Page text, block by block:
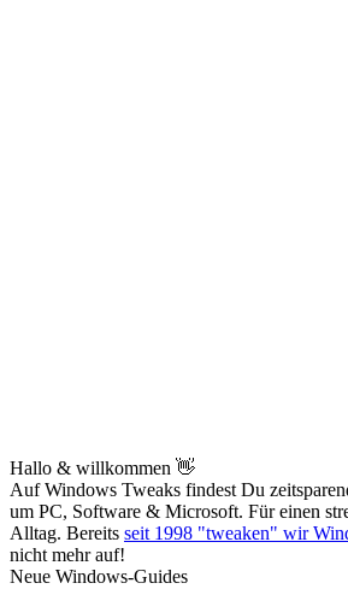
Hallo & willkommen 👋
Auf Windows Tweaks findest Du
um PC, Software & Microsoft. Für einen
Alltag. Bereits seit 1998 "tweaken" wir
nicht mehr auf!
Neue Windows-Guides